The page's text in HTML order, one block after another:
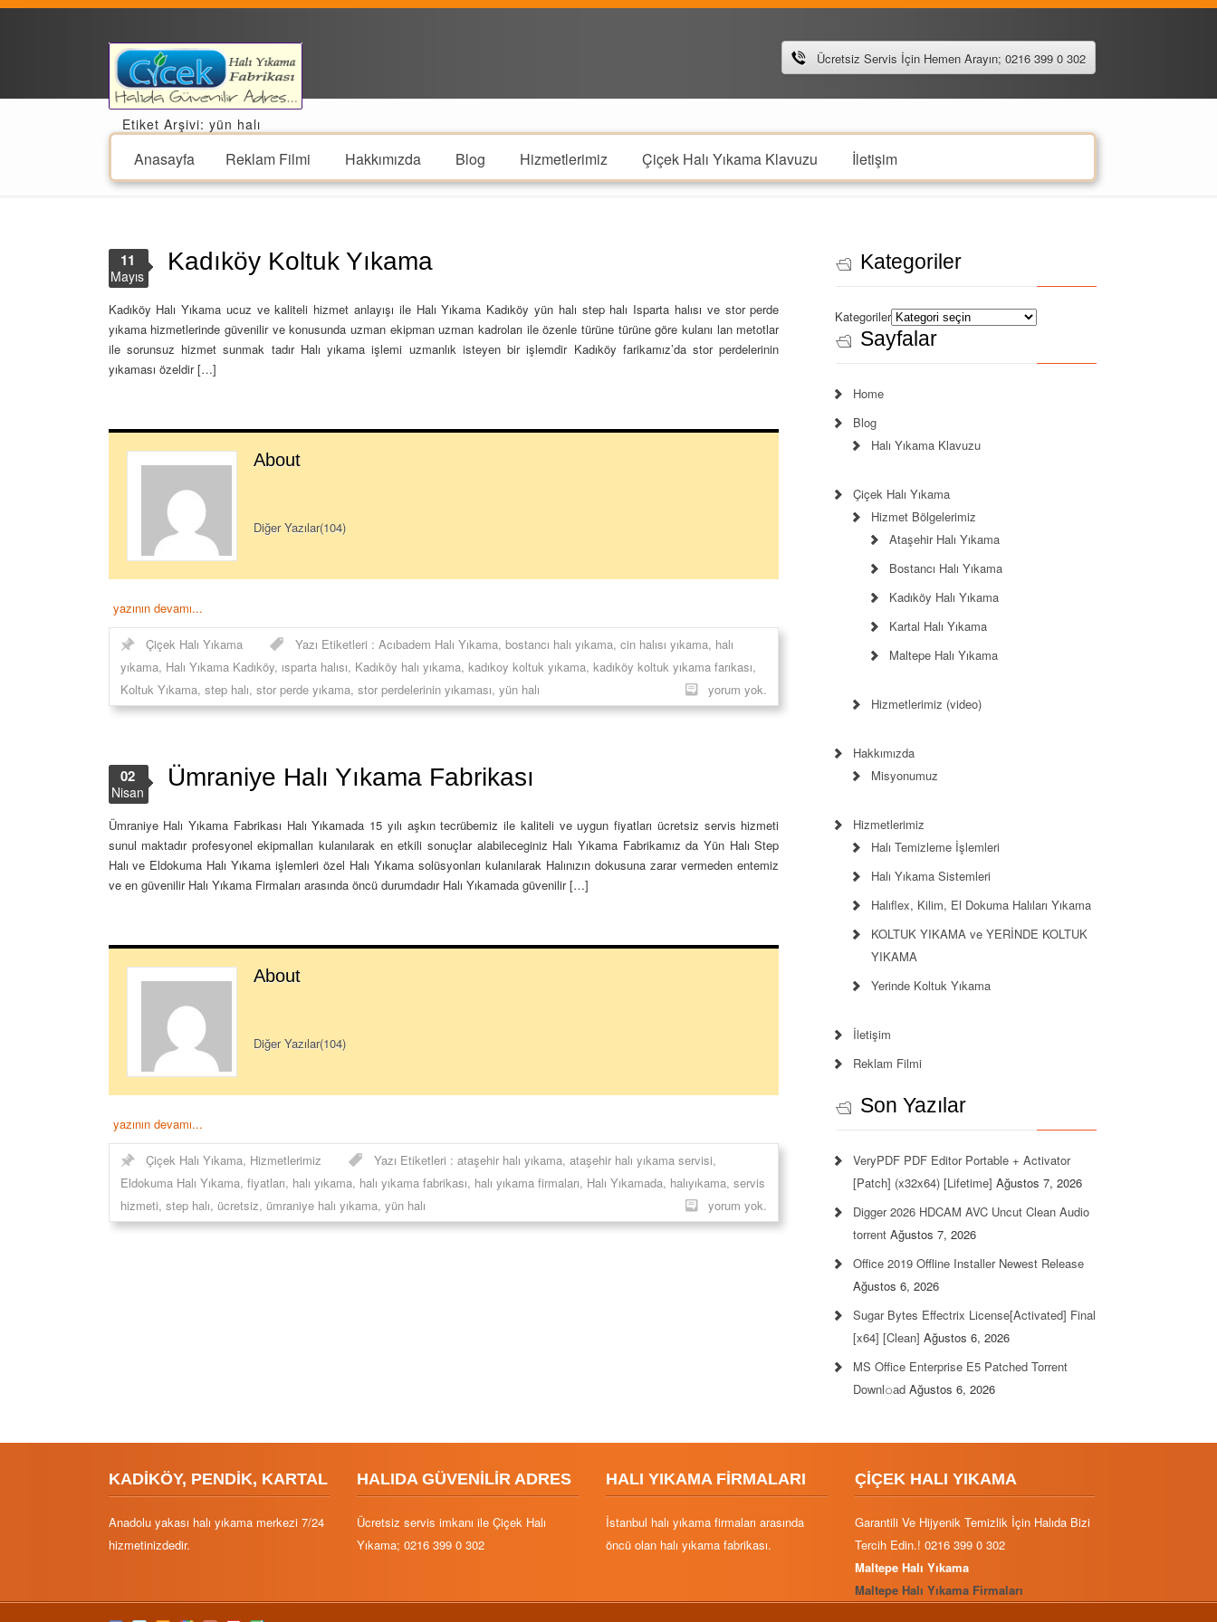
Ücretsiz Servis İçin Hemen Arayın; 0216 399 0 302
Anasayfa Reklam Filmi Hakkımızda Blog Hizmetlerimiz Çiçek Halı Yıkama Klavuzu İletişim
Etiket Arşivi: yün halı
Kadıköy Koltuk Yıkama
11
Mayıs
Kadıköy Halı Yıkama ucuz ve kaliteli hizmet anlayışı ile Halı Yıkama Kadıköy yün halı step halı Isparta halısı ve stor perde
yıkama hizmetlerinde güvenilir ve konusunda uzman ekipman uzman kadroları ile özenle türüne türüne göre kulanı lan metotlar
ile sorunsuz hizmet sunmak tadır Halı yıkama işlemi uzmanlık isteyen bir işlemdir Kadıköy farikamız’da stor perdelerinin
yıkaması özeldir […]
About
Diğer Yazılar(104)
yazının devamı...
Çiçek Halı Yıkama Yazı Etiketleri : Acıbadem Halı Yıkama, bostancı halı yıkama, cin halısı yıkama, halı
yıkama, Halı Yıkama Kadıköy, ısparta halısı, Kadıköy halı yıkama, kadıkoy koltuk yıkama, kadıköy koltuk yıkama farıkası,
Koltuk Yıkama, step halı, stor perde yıkama, stor perdelerinin yıkaması, yün halı yorum yok.
Ümraniye Halı Yıkama Fabrikası
02
Nisan
Ümraniye Halı Yıkama Fabrikası Halı Yıkamada 15 yılı aşkın tecrübemiz ile kaliteli ve uygun fiyatları ücretsiz servis hizmeti
sunul maktadır profesyonel ekipmalları kulanılarak en etkili sonuçlar alabileceginiz Halı Yıkama Fabrikamız da Yün Halı Step
Halı ve Eldokuma Halı Yıkama işlemleri özel Halı Yıkama solüsyonları kulanılarak Halınızın dokusuna zarar vermeden entemiz
ve en güvenilir Halı Yıkama Firmaları arasında öncü durumdadır Halı Yıkamada güvenilir […]
About
Diğer Yazılar(104)
yazının devamı...
Çiçek Halı Yıkama, Hizmetlerimiz Yazı Etiketleri : ataşehir halı yıkama, ataşehir halı yıkama servisi,
Eldokuma Halı Yıkama, fiyatları, halı yıkama, halı yıkama fabrikası, halı yıkama firmaları, Halı Yıkamada, halıyıkama, servis
hizmeti, step halı, ücretsiz, ümraniye halı yıkama, yün halı yorum yok.
Kategoriler
Kategoriler
Sayfalar
Home
Blog
Halı Yıkama Klavuzu
Çiçek Halı Yıkama
Hizmet Bölgelerimiz
Ataşehir Halı Yıkama
Bostancı Halı Yıkama
Kadıköy Halı Yıkama
Kartal Halı Yıkama
Maltepe Halı Yıkama
Hizmetlerimiz (video)
Hakkımızda
Misyonumuz
Hizmetlerimiz
Halı Temizleme İşlemleri
Halı Yıkama Sistemleri
Halıflex, Kilim, El Dokuma Halıları Yıkama
KOLTUK YIKAMA ve YERİNDE KOLTUK
YIKAMA
Yerinde Koltuk Yıkama
İletişim
Reklam Filmi
Son Yazılar
VeryPDF PDF Editor Portable + Activator
[Patch] (x32x64) [Lifetime] Ağustos 7, 2026
Digger 2026 HDCAM AVC Uncut Clean Audio
torrent Ağustos 7, 2026
Office 2019 Offline Installer Newest Release
Ağustos 6, 2026
Sugar Bytes Effectrix License[Activated] Final
[x64] [Clean] Ağustos 6, 2026
MS Office Enterprise E5 Patched Torrent
Downl𝚘аd Ağustos 6, 2026
KADİKÖY, PENDİK, KARTAL
Anadolu yakası halı yıkama merkezi 7/24
hizmetinizdedir.
HALIDA GÜVENİLİR ADRES
Ücretsiz servis imkanı ile Çiçek Halı
Yıkama; 0216 399 0 302
HALI YIKAMA FİRMALARI
İstanbul halı yıkama firmaları arasında
öncü olan halı yıkama fabrikası.
ÇİÇEK HALI YIKAMA
Garantili Ve Hijyenik Temizlik İçin Halıda Bizi
Tercih Edin.! 0216 399 0 302
Maltepe Halı Yıkama
Maltepe Halı Yıkama Firmaları